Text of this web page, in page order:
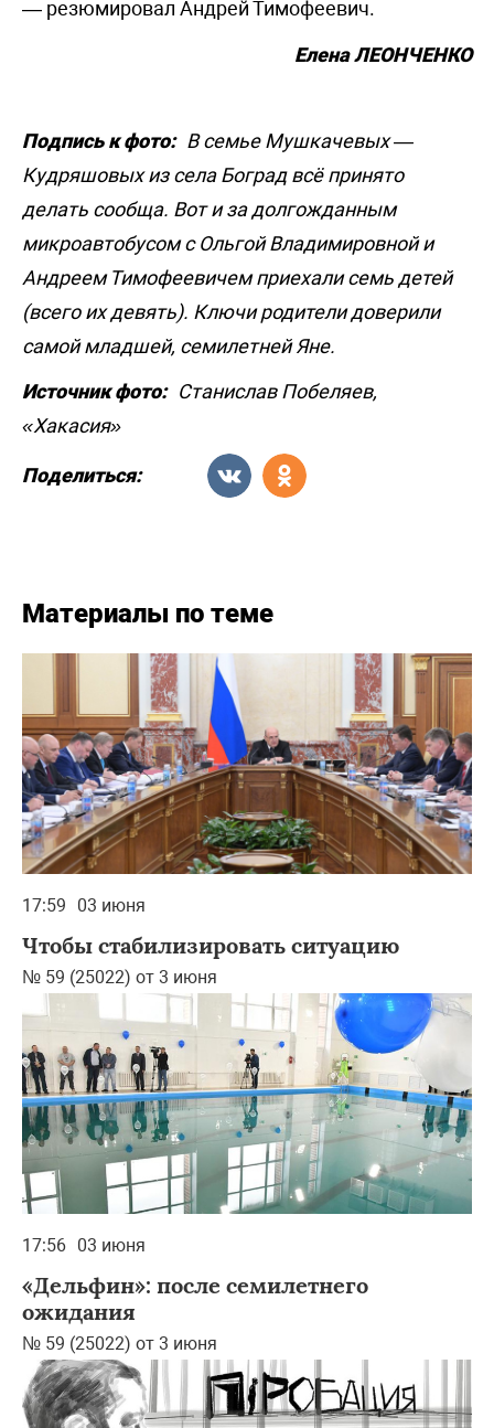
— резюмировал Андрей ­Тимофеевич.
Елена ЛЕОНЧЕНКО
Подпись к фото: В семье Мушкачевых —
Кудряшовых из села Боград всё принято
делать сообща. Вот и за долгожданным
микроавтобусом с Ольгой Владимировной и
Андреем Тимофеевичем приехали семь детей
(всего их девять). Ключи родители доверили
самой младшей, семилетней Яне.
Источник фото: Станислав Побеляев,
«Хакасия»
Поделиться:
Материалы по теме
17:59 03 июня
Чтобы стабилизировать ситуацию
№ 59 (25022) от 3 июня
17:56 03 июня
«Дельфин»: после семилетнего
ожидания
№ 59 (25022) от 3 июня